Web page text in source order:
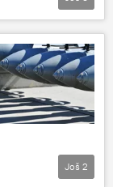
Još 2